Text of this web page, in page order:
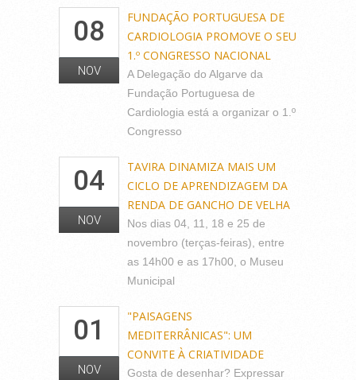
08
NOV
FUNDAÇÃO PORTUGUESA DE
CARDIOLOGIA PROMOVE O SEU
1.º CONGRESSO NACIONAL
A Delegação do Algarve da
Fundação Portuguesa de
Cardiologia está a organizar o 1.º
Congresso
04
NOV
TAVIRA DINAMIZA MAIS UM
CICLO DE APRENDIZAGEM DA
RENDA DE GANCHO DE VELHA
Nos dias 04, 11, 18 e 25 de
novembro (terças-feiras), entre
as 14h00 e as 17h00, o Museu
Municipal
01
NOV
"PAISAGENS
MEDITERRÂNICAS": UM
CONVITE À CRIATIVIDADE
Gosta de desenhar? Expressar